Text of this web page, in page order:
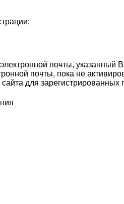
почты, указанный
почты, пока не
для зарегистрированных